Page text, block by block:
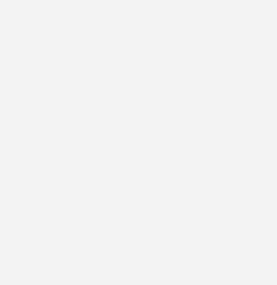
Tải APP Bệnh viện đa khoa An Việt để